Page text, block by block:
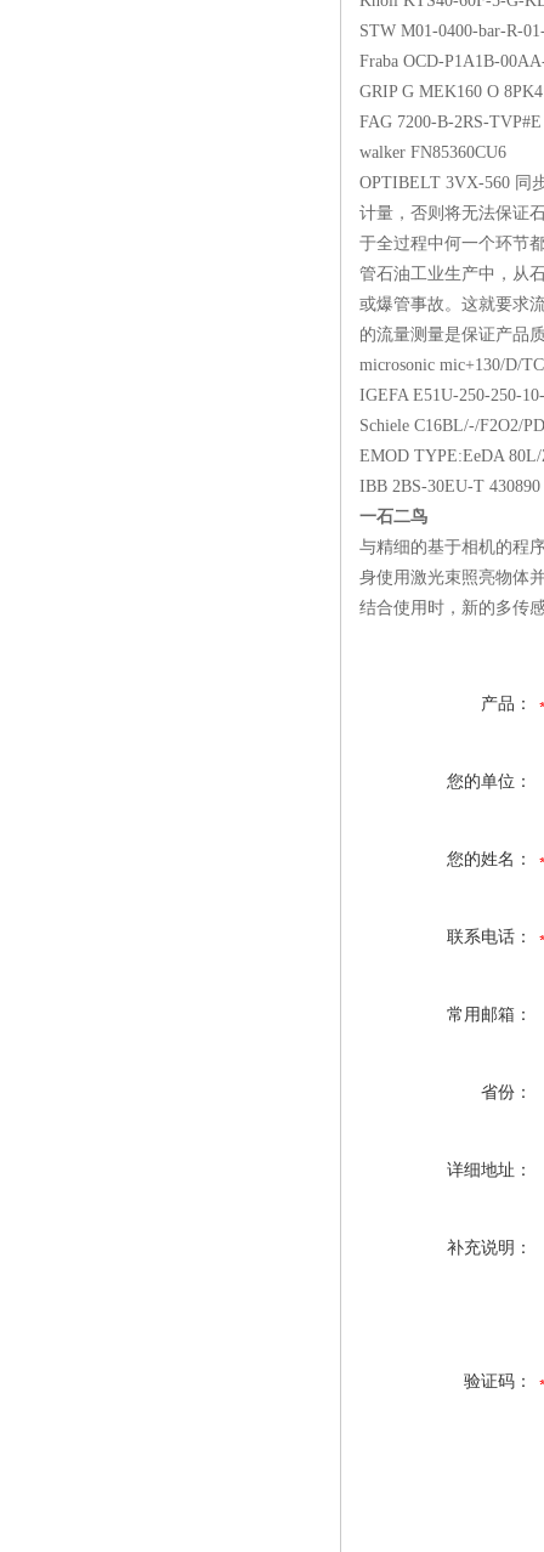
STW M01-0400-
Fraba OCD-P1A1B-
GRIP G MEK160 O
FAG 7200-B-2RS-
walker
OPTIBELT 3VX-
计量，否则将无法保证
于全过程中何一个环节
管石油工业生产中，从
或爆管事故。这就要求
的流量测量是保证产
microsonic
IGEFA E51U-250-
Schiele C16BL/-/
EMOD TYPE:EeDA
IBB 2BS-30EU-T
一石二鸟
与精细的基于相机的程
身使用激光束照亮物体
结合使用时，新的多传
产品：
您的单位：
您的姓名：
联系电话：
常用邮箱：
省份：
详细地址：
补充说明：
验证码：